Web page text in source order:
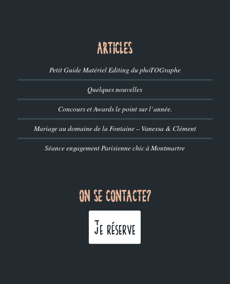
ARTICLES
Petit Guide Matériel Editing du phoTOGraphe
Quelques nouvelles
Concours et Awards le point sur l’année.
Mariage au domaine de la Fontaine – Vanessa & Clément
Séance engagement Parisienne chic à Montmartre
ON SE CONTACTE?
Je réserve